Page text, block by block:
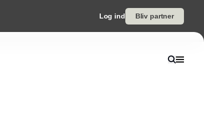
Log ind Bliv partner